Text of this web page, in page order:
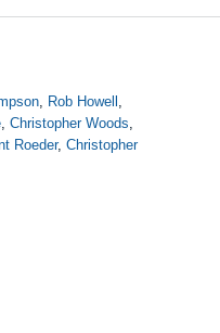
, Rob Howell
, Christopher Woods
Roeder, Christopher